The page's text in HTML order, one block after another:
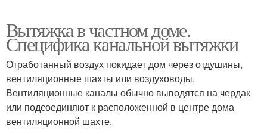
Вытяжка в частном доме.
Специфика канальной вытяжки
Отработанный воздух покидает дом через отдушины,
вентиляционные шахты или воздуховоды.
Вентиляционные каналы обычно выводятся на чердак
или подсоединяют к расположенной в центре дома
вентиляционной шахте.